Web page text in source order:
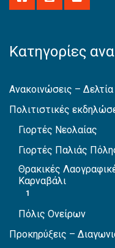
Κατηγορίες
Ανακοινώσεις –
Πολιτιστικές
Γιορτές Νεολαίας
Γιορτές Παλιάς
Θρακικές
Καρναβάλι
1
Πόλις Ονείρων
Προκηρύξεις –